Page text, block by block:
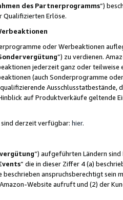
des Partnerprogramms“)
Qualifizierten Erlöse.
oder Werbeaktionen
”) zu verdienen.
jederzeit ganz oder
(auch Sonderprogramme
Ausschlusstatbestände,
auf Produktverkäufe geltende
derzeit verfügbar: hier.
“) aufgeführten Ländern
“ die in dieser Ziffer 4 (a)
beschrieben anspruchsberechtigt sein
Website aufruft und (2) der